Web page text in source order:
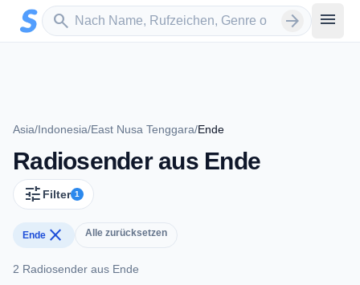
Zum Hauptinhalt springen
search
Sender suchen arrow_forward menu
Asia/Indonesia/East Nusa Tenggara/Ende
Radiosender aus Ende
tune Filter 1
Ende close Alle zurücksetzen
2 Radiosender aus Ende